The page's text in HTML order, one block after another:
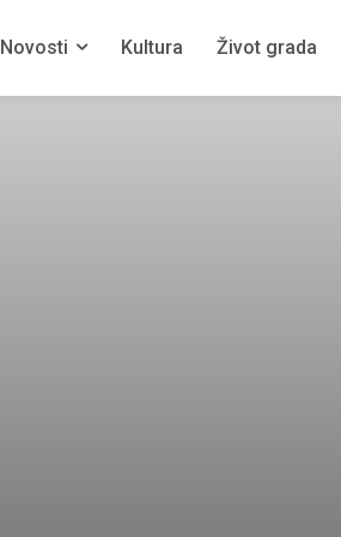
Novosti Kultura Život grada